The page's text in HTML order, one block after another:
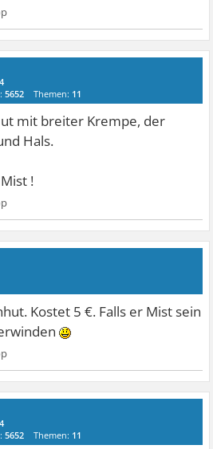
5652 Themen: 11
mit breiter Krempe, der
Hals.
!
Kostet 5 €. Falls er Mist sein
5652 Themen: 11